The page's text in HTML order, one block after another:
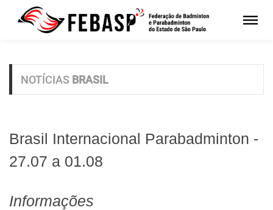
NOTÍCIAS BRASIL
Brasil Internacional Parabadminton -
27.07 a 01.08
Informações